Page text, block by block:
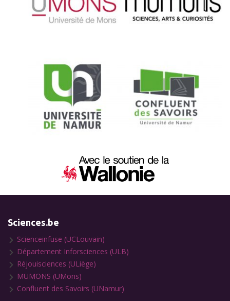
Sciences.be
Scienceinfuse (UCLouvain)
Département Inforsciences (ULB)
Réjouisciences (ULiège)
MUMONS (UMons)
Confluent des Savoirs (UNamur)